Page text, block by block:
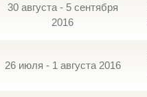
30 августа - 5 сентября
2016
26 июля - 1 августа 2016